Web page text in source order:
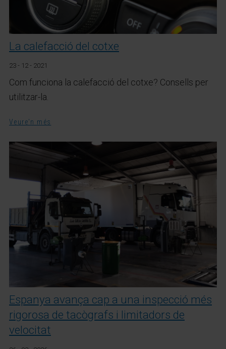
La calefacció del cotxe
23 - 12 - 2021
Com funciona la calefacció del cotxe? Consells per
utilitzar-la.
Veure'n més
Espanya avança cap a una inspecció més
rigorosa de tacògrafs i limitadors de
velocitat